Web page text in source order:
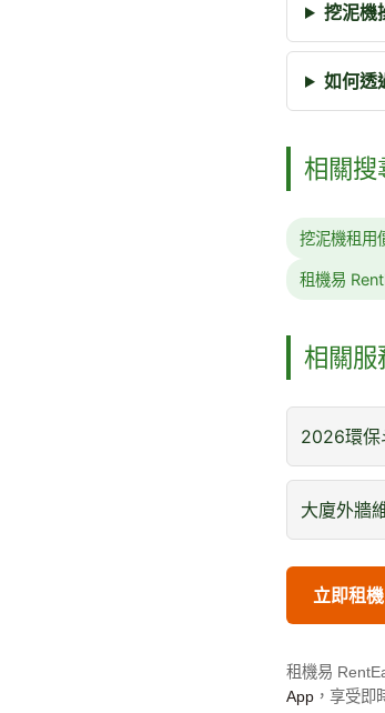
挖泥機
如何透
相關搜
挖泥機租用
租機易
相關服
2026環保
大廈外牆
立即租機
租機易
App ，享受即